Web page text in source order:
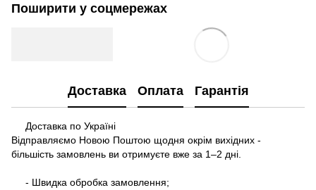
Поширити у соцмережах
Доставка Оплата Гарантія
Доставка по Україні
Відправляємо Новою Поштою щодня окрім вихідних -
більшість замовлень ви отримуєте вже за 1–2 дні.
- Швидка обробка замовлення;